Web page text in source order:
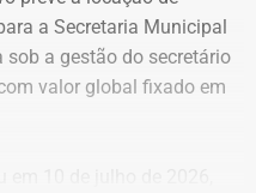
nível III-A, sem
combustível.
por mês,
a Secretaria Municipal
a gestão do secretário
valor global fixado em